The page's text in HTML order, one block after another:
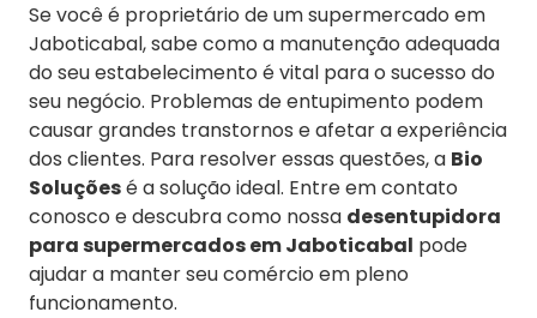
Se você é proprietário de um supermercado em
Jaboticabal, sabe como a manutenção adequada
do seu estabelecimento é vital para o sucesso do
seu negócio. Problemas de entupimento podem
causar grandes transtornos e afetar a experiência
dos clientes. Para resolver essas questões, a Bio
Soluçõesé a solução ideal. Entre em contato
conosco e descubra como nossa desentupidora
para supermercados em Jaboticabal pode
ajudar a manter seu comércio em pleno
funcionamento.